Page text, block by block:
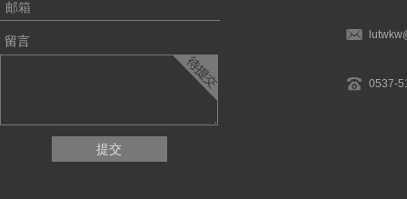
留言
提交
0537-